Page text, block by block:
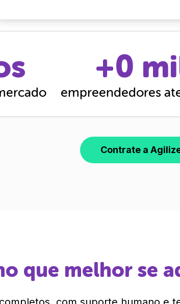
+0
empreendedores
Contrate a
que melhor se